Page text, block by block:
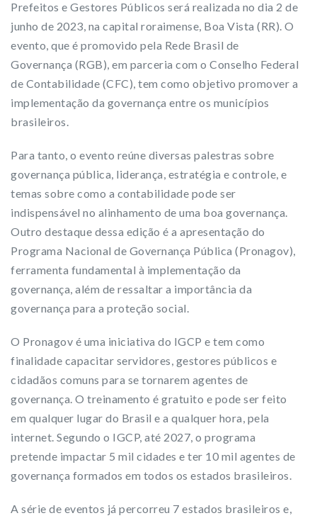
Prefeitos e Gestores Públicos será realizada no dia 2 de
junho de 2023, na capital roraimense, Boa Vista (RR). O
evento, que é promovido pela Rede Brasil de
Governança (RGB), em parceria com o Conselho Federal
de Contabilidade (CFC), tem como objetivo promover a
implementação da governança entre os municípios
brasileiros.
Para tanto, o evento reúne diversas palestras sobre
governança pública, liderança, estratégia e controle, e
temas sobre como a contabilidade pode ser
indispensável no alinhamento de uma boa governança.
Outro destaque dessa edição é a apresentação do
Programa Nacional de Governança Pública (Pronagov),
ferramenta fundamental à implementação da
governança, além de ressaltar a importância da
governança para a proteção social.
O Pronagov é uma iniciativa do IGCP e tem como
finalidade capacitar servidores, gestores públicos e
cidadãos comuns para se tornarem agentes de
governança. O treinamento é gratuito e pode ser feito
em qualquer lugar do Brasil e a qualquer hora, pela
internet. Segundo o IGCP, até 2027, o programa
pretende impactar 5 mil cidades e ter 10 mil agentes de
governança formados em todos os estados brasileiros.
A série de eventos já percorreu 7 estados brasileiros e,